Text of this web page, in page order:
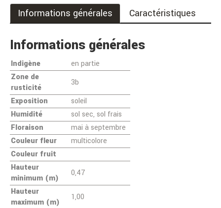
Informations générales Caractéristiques
Informations générales
Indigène
en partie
Zone de
rusticité
3b
Exposition
soleil
Humidité
sol sec, sol frais
Floraison
mai à septembre
Couleur fleur
multicolore
Couleur fruit
Hauteur
minimum (m)
0,47
Hauteur
maximum (m)
1,00